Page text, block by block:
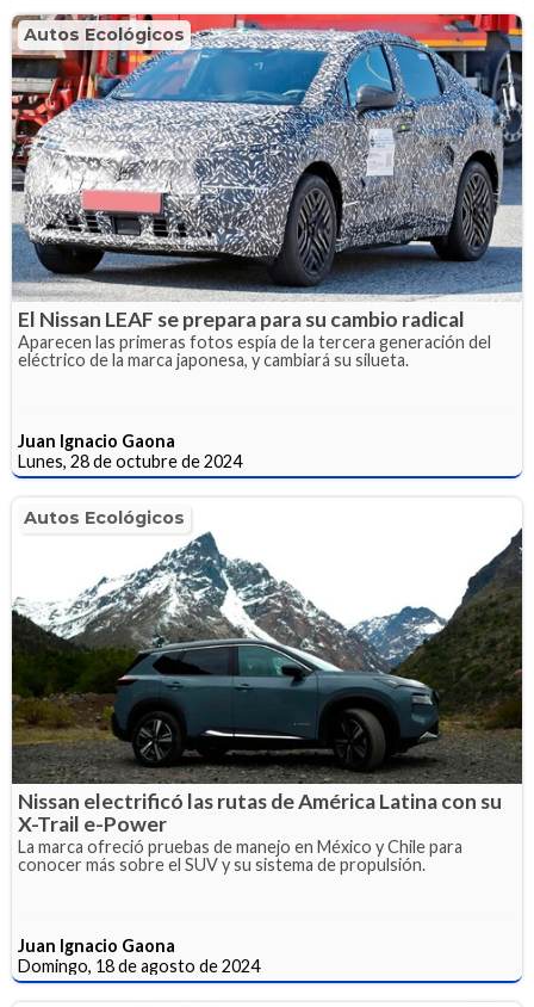
Autos Ecológicos
El Nissan LEAF se prepara para su cambio radical
Aparecen las primeras fotos espía de la tercera generación del
eléctrico de la marca japonesa, y cambiará su silueta.
Juan Ignacio Gaona
Lunes, 28 de octubre de 2024
Autos Ecológicos
Nissan electrificó las rutas de América Latina con su
X-Trail e-Power
La marca ofreció pruebas de manejo en México y Chile para
conocer más sobre el SUV y su sistema de propulsión.
Juan Ignacio Gaona
Domingo, 18 de agosto de 2024